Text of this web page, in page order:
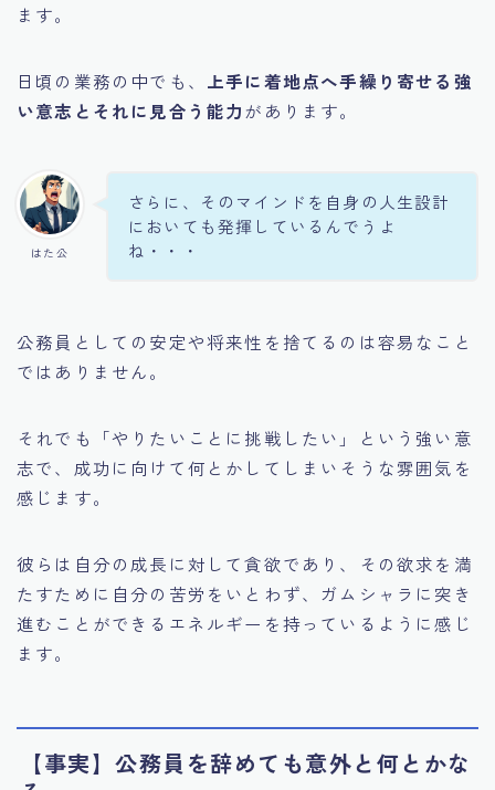
ます。
日頃の業務の中でも、 上手に着地点へ手繰り寄せる強
い意志とそれに見合う能力があります。
はた公
さらに、そのマインドを自身の人生設計
においても発揮しているんでうよ
ね・・・
公務員としての安定や将来性を捨てるのは容易なこと
ではありません。
それでも「やりたいことに挑戦したい」という強い意
志で、成功に向けて何とかしてしまいそうな雰囲気を
感じます。
彼らは自分の成長に対して貪欲であり、その欲求を満
たすために自分の苦労をいとわず、ガムシャラに突き
進むことができるエネルギーを持っているように感じ
ます。
【事実】公務員を辞めても意外と何とかな